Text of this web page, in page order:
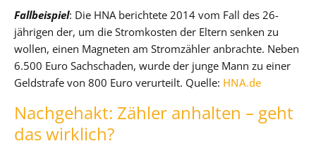
Fallbeispiel: Die HNA berichtete 2014 vom Fall des 26-
jährigen der, um die Stromkosten der Eltern senken zu
wollen, einen Magneten am Stromzähler anbrachte. Neben
6.500 Euro Sachschaden, wurde der junge Mann zu einer
Geldstrafe von 800 Euro verurteilt. Quelle: HNA.de
Nachgehakt: Zähler anhalten – geht
das wirklich?